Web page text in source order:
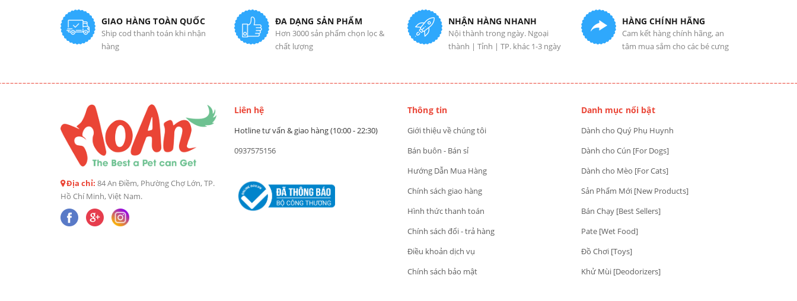
GIAO HÀNG TOÀN QUỐC
Ship cod thanh toán khi nhận
hàng
ĐA DẠNG SẢN PHẨM
Hơn 3000 sản phẩm chọn lọc &
chất lượng
NHẬN HÀNG NHANH
Nội thành trong ngày. Ngoại
thành | Tỉnh | TP. khác 1-3 ngày
HÀNG CHÍNH HÃNG
Cam kết hàng chính hãng, an
tâm mua sắm cho các bé cưng
Địa chỉ: 84 An Điềm, Phường Chợ Lớn, TP.
Hồ Chí Minh, Việt Nam.
Liên hệ
Hotline tư vấn & giao hàng (10:00 - 22:30)
0937575156
Thông tin
Giới thiệu về chúng tôi
Bán buôn - Bán sỉ
Hướng Dẫn Mua Hàng
Chính sách giao hàng
Hình thức thanh toán
Chính sách đổi - trả hàng
Điều khoản dịch vụ
Chính sách bảo mật
Danh mục nổi bật
Dành cho Quý Phụ Huynh
Dành cho Cún [For Dogs]
Dành cho Mèo [For Cats]
Sản Phẩm Mới [New Products]
Bán Chạy [Best Sellers]
Pate [Wet Food]
Đồ Chơi [Toys]
Khử Mùi [Deodorizers]